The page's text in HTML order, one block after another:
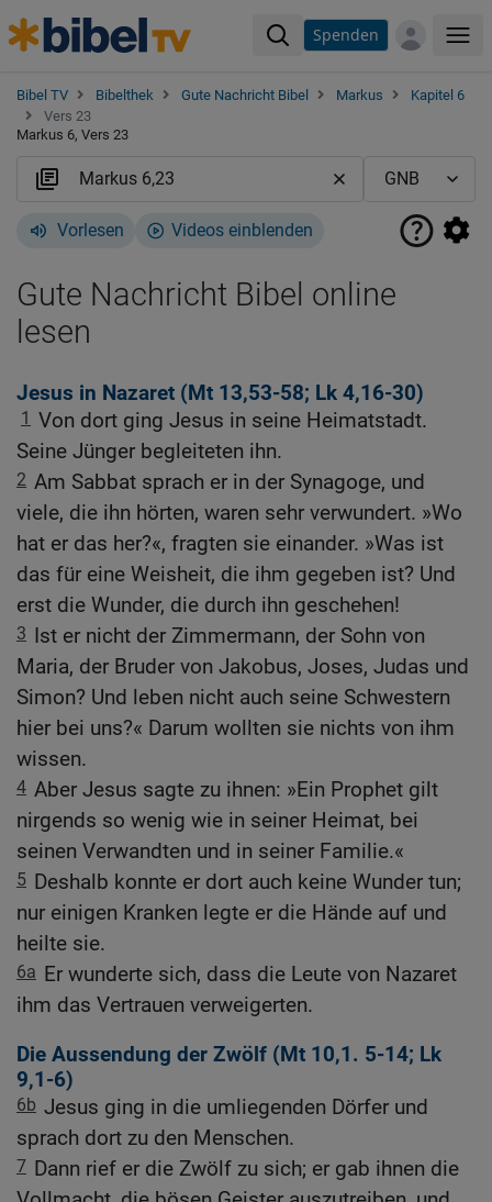
Spenden
Bibel TV Bibelthek Gute Nachricht Bibel Markus
Kapitel 6
Vers 23
Markus 6, Vers 23
Vorlesen Videos einblenden
Gute Nachricht Bibel online
lesen
Jesus in Nazaret (Mt 13,53-58; Lk 4,16-30)
1 Von dort ging Jesus in seine Heimatstadt.
Seine Jünger begleiteten ihn.
2 Am Sabbat sprach er in der Synagoge, und
viele, die ihn hörten, waren sehr verwundert. »Wo
hat er das her?«, fragten sie einander. »Was ist
das für eine Weisheit, die ihm gegeben ist? Und
erst die Wunder, die durch ihn geschehen!
3 Ist er nicht der Zimmermann, der Sohn von
Maria, der Bruder von Jakobus, Joses, Judas und
Simon? Und leben nicht auch seine Schwestern
hier bei uns?« Darum wollten sie nichts von ihm
wissen.
4 Aber Jesus sagte zu ihnen: »Ein Prophet gilt
nirgends so wenig wie in seiner Heimat, bei
seinen Verwandten und in seiner Familie.«
5 Deshalb konnte er dort auch keine Wunder tun;
nur einigen Kranken legte er die Hände auf und
heilte sie.
6a Er wunderte sich, dass die Leute von Nazaret
ihm das Vertrauen verweigerten.
Die Aussendung der Zwölf (Mt 10,1. 5-14; Lk
9,1-6)
6b Jesus ging in die umliegenden Dörfer und
sprach dort zu den Menschen.
7 Dann rief er die Zwölf zu sich; er gab ihnen die